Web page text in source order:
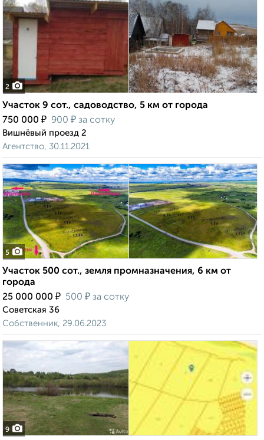
2
Участок 9 сот., садоводство, 5 км от города
750 000 ₽ 900 ₽ за сотку
Вишнёвый проезд 2
Агентство, 30.11.2021
5
Участок 500 сот., земля промназначения, 6 км от
города
25 000 000 ₽ 500 ₽ за сотку
Советская 36
Собственник, 29.06.2023
9